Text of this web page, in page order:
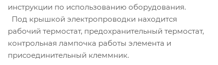
инструкции по использованию оборудования.
Под крышкой электропроводки находится
рабочий термостат, предохранительный термостат,
контрольная лампочка работы элемента и
присоединительный клеммник.